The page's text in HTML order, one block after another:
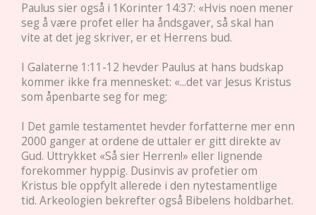
Paulus sier også i 1Korinter 14:37: «Hvis noen mener
seg å være profet eller ha åndsgaver, så skal han
vite at det jeg skriver, er et Herrens bud.
I Galaterne 1:11-12 hevder Paulus at hans budskap
kommer ikke fra mennesket: «...det var Jesus Kristus
som åpenbarte seg for meg;
I Det gamle testamentet hevder forfatterne mer enn
2000 ganger at ordene de uttaler er gitt direkte av
Gud. Uttrykket «Så sier Herren!» eller lignende
forekommer hyppig. Dusinvis av profetier om
Kristus ble oppfylt allerede i den nytestamentlige
tid. Arkeologien bekrefter også Bibelens holdbarhet.